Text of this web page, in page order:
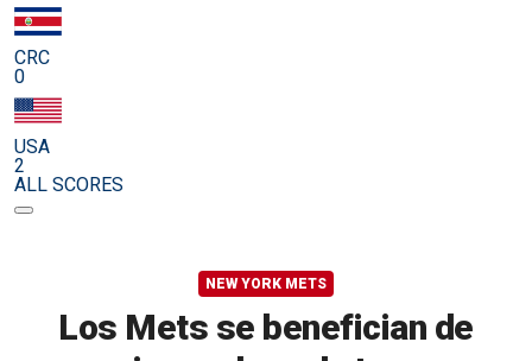
CRC
0
USA
2
ALL SCORES
NEW YORK METS
Los Mets se benefician de